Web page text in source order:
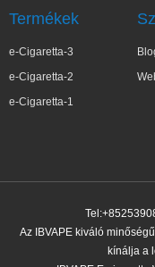
Termékek
e-Cigaretta-3
e-Cigaretta-2
e-Cigaretta-1
Az IBVAPE kiváló
kínálja a